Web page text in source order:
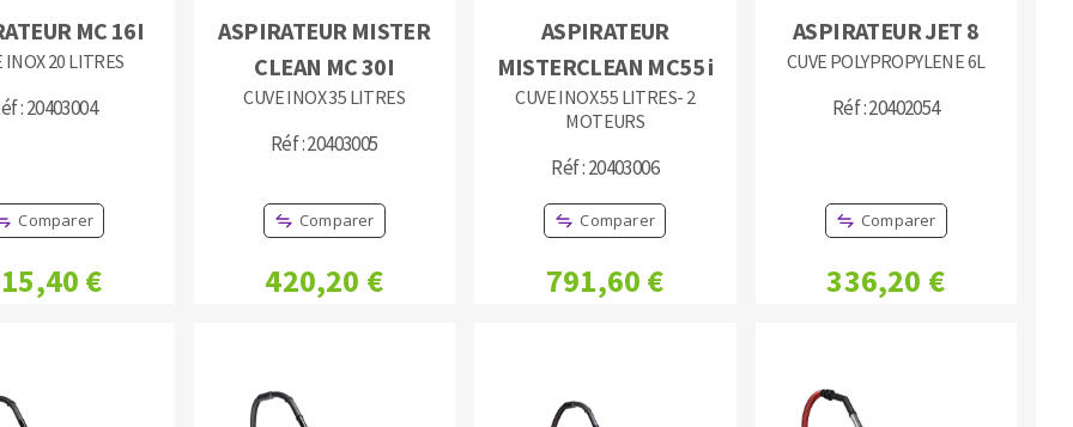
DE SURFACE NETTOYAGE
Aspirateurs
MACHINES POUR LE TRAVAIL DU
MÉTAL
Perceuses magnétiques
Affuteurs de forets
MC 16I
INOX 20 LITRES
: 20403004
Comparer
€
ASPIRATEUR MISTER
CLEAN MC 30I
CUVE INOX 35 LITRES
Réf : 20403005
Comparer
420,20 €
ASPIRATEUR
MISTERCLEAN MC55 i
CUVE INOX 55 LITRES- 2
MOTEURS
Réf : 20403006
Comparer
791,60 €
ASPIRATEUR JET 8
CUVE POLYPROPYLENE 6L
Réf : 20402054
Comparer
336,20 €